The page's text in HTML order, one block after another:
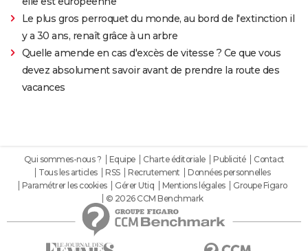
Le plus gros perroquet du monde, au bord de l'extinction il
y a 30 ans, renaît grâce à un arbre
Quelle amende en cas d'excès de vitesse ? Ce que vous
devez absolument savoir avant de prendre la route des
vacances
Qui sommes-nous ? Equipe Charte éditoriale Publicité
Contact
Tous les articles
RSS Recrutement
Données personnelles
Paramétrer les cookies
Gérer Utiq Mentions légales
Groupe Figaro
© 2026 CCM Benchmark